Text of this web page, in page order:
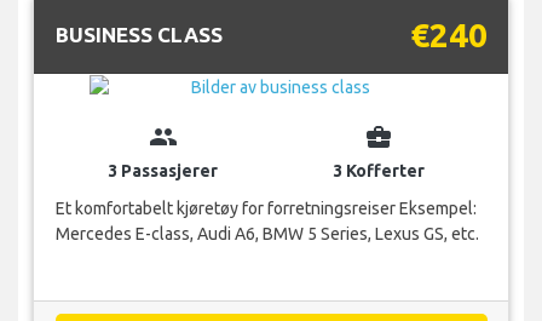
BUSINESS CLASS €240
group
3 Passasjerer
business_center
3 Kofferter
Et komfortabelt kjøretøy for forretningsreiser Eksempel:
Mercedes E-class, Audi A6, BMW 5 Series, Lexus GS, etc.